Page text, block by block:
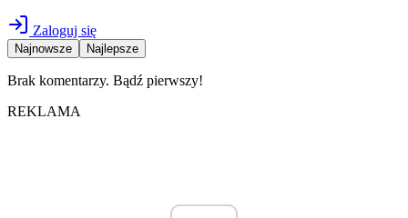
Zaloguj się
Najnowsze Najlepsze
Brak komentarzy. Bądź pierwszy!
REKLAMA